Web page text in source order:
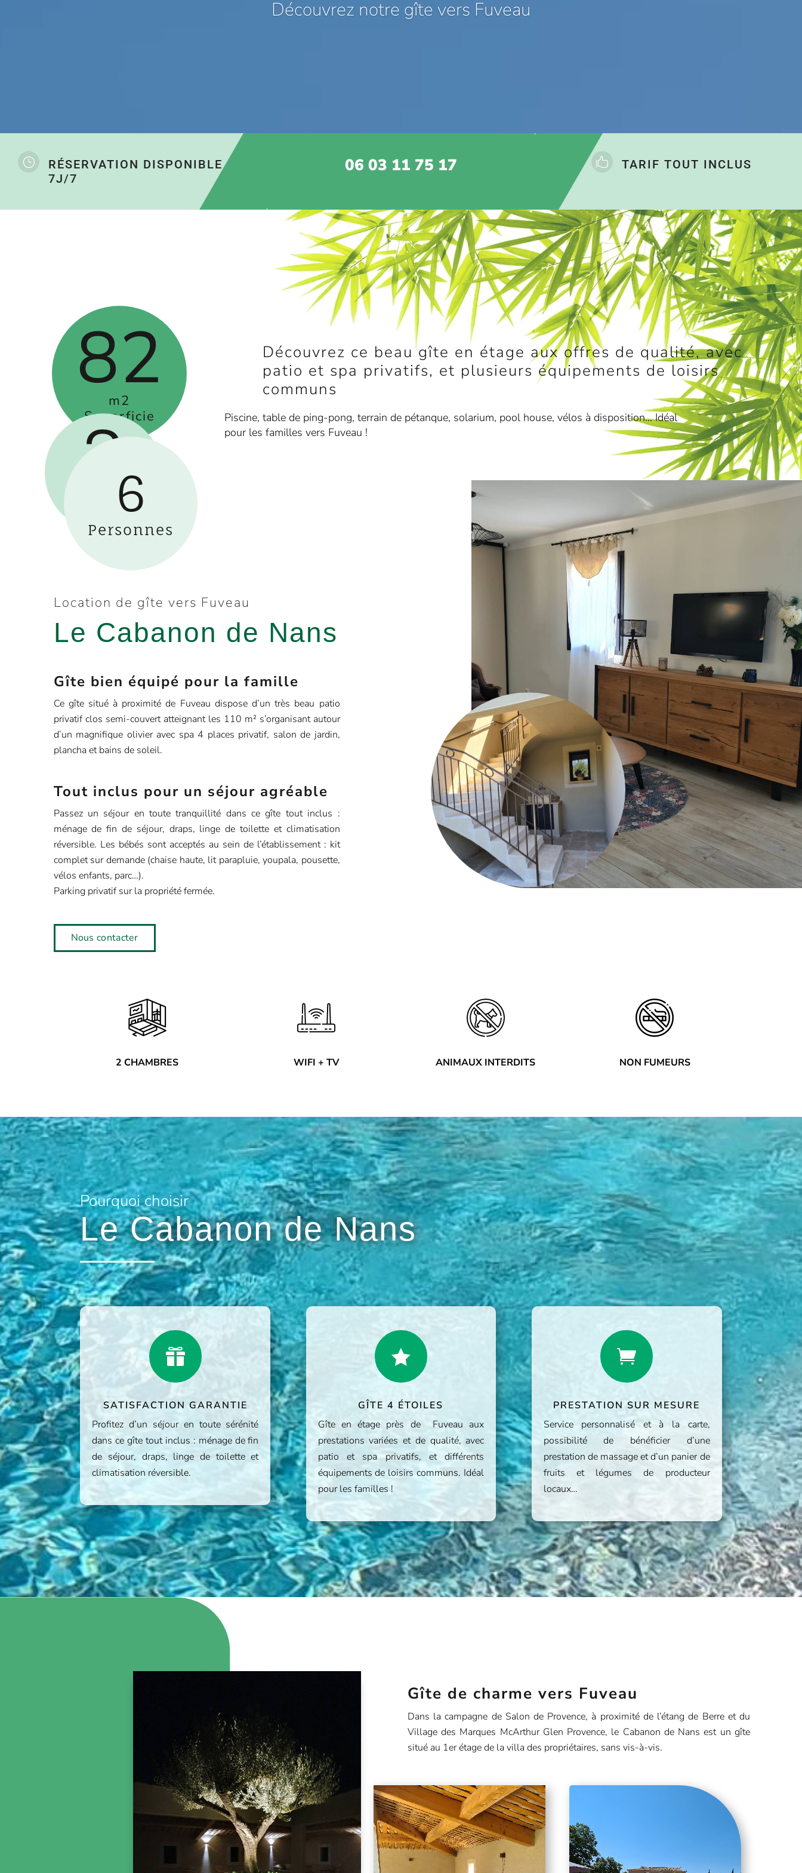
Découvrez notre gîte vers Fuveau
}
RÉSERVATION DISPONIBLE
7J/7
06 03 11 75 17  TARIF TOUT INCLUS
82
m2
Superficie
Découvrez ce beau gîte en étage aux offres de qualité, avec
patio et spa privatifs, et plusieurs équipements de loisirs
communs
3
Double
Piscine, table de ping-pong, terrain de pétanque, solarium, pool house, vélos à disposition… Idéal
pour les familles vers Fuveau !
6
Personnes
Location de gîte vers Fuveau
Le Cabanon de Nans
Gîte bien équipé pour la famille
Ce gîte situé à proximité de Fuveau dispose d’un très beau patio
privatif clos semi-couvert atteignant les 110 m² s’organisant autour
d’un magnifique olivier avec spa 4 places privatif, salon de jardin,
plancha et bains de soleil.
Tout inclus pour un séjour agréable
Passez un séjour en toute tranquillité dans ce gîte tout inclus :
ménage de fin de séjour, draps, linge de toilette et climatisation
réversible. Les bébés sont acceptés au sein de l’établissement : kit
complet sur demande (chaise haute, lit parapluie, youpala, pousette,
vélos enfants, parc…).
Parking privatif sur la propriété fermée.
Nous contacter
2 CHAMBRES WIFI + TV ANIMAUX INTERDITS NON FUMEURS
Pourquoi choisir
Le Cabanon de Nans

SATISFACTION GARANTIE
Profitez d’un séjour en toute sérénité
dans ce gîte tout inclus : ménage de fin
de séjour, draps, linge de toilette et
climatisation réversible.

GÎTE 4 ÉTOILES
Gîte en étage près de Fuveau aux
prestations variées et de qualité, avec
patio et spa privatifs, et différents
équipements de loisirs communs. Idéal
pour les familles !

PRESTATION SUR MESURE
Service personnalisé et à la carte,
possibilité de bénéficier d’une
prestation de massage et d’un panier de
fruits et légumes de producteur
locaux…
Gîte de charme vers Fuveau
Dans la campagne de Salon de Provence, à proximité de l’étang de Berre et du
Village des Marques McArthur Glen Provence, le Cabanon de Nans est un gîte
situé au 1er étage de la villa des propriétaires, sans vis-à-vis.